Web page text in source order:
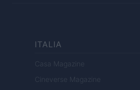
ITALIA
Casa Magazine
Cineverse Magazine